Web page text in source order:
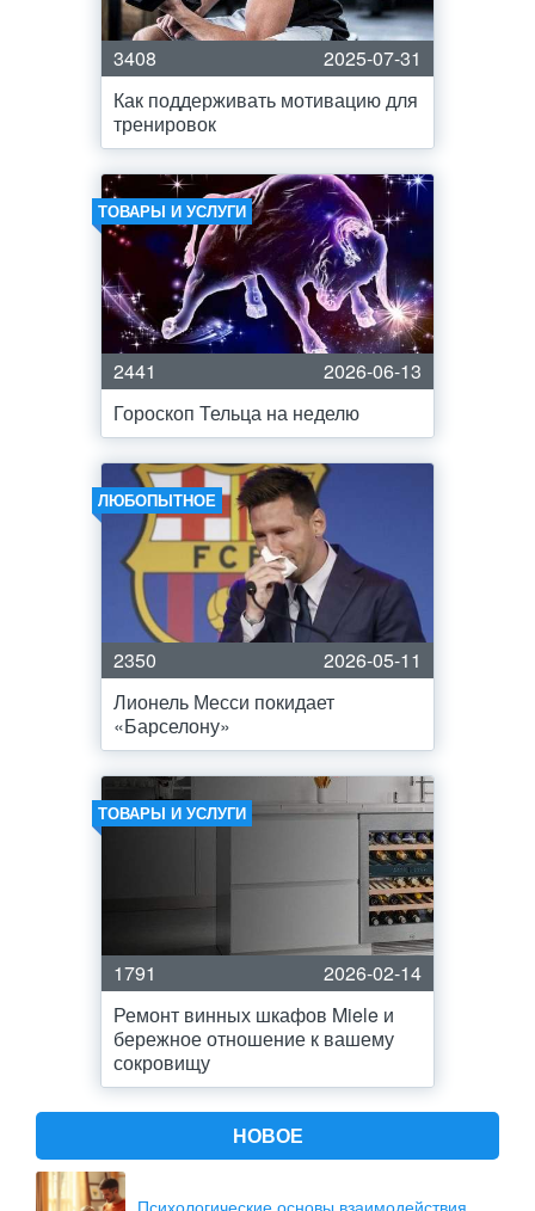
3408
2025-07-31
Как поддерживать мотивацию для
тренировок
ТОВАРЫ И УСЛУГИ
2441
2026-06-13
Гороскоп Тельца на неделю
ЛЮБОПЫТНОЕ
2350
2026-05-11
Лионель Месси покидает
«Барселону»
ТОВАРЫ И УСЛУГИ
1791
2026-02-14
Ремонт винных шкафов Miele и
бережное отношение к вашему
сокровищу
НОВОЕ
Психологические основы взаимодействия